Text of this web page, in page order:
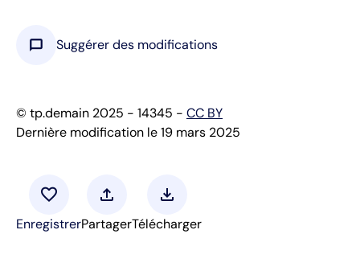
chat_bubble Suggérer des modifications
© tp.demain 2025 - 14345 - CC BY
Dernière modification le 19 mars 2025
favorite
Enregistrer
upload
Partager
download
Télécharger